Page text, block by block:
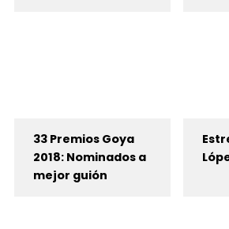
33 Premios Goya
2018: Nominados a
mejor guión